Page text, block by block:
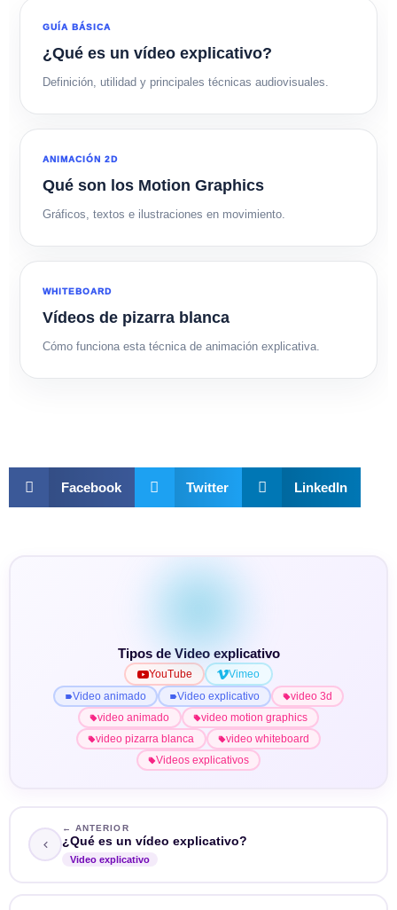
GUÍA BÁSICA
¿Qué es un vídeo explicativo?
Definición, utilidad y principales técnicas audiovisuales.
ANIMACIÓN 2D
Qué son los Motion Graphics
Gráficos, textos e ilustraciones en movimiento.
WHITEBOARD
Vídeos de pizarra blanca
Cómo funciona esta técnica de animación explicativa.
Facebook Twitter LinkedIn
Tipos de Video explicativo
YouTube Vimeo
Video animado Video explicativo
video 3d
video animado
video motion graphics
video pizarra blanca
video whiteboard
Videos explicativos
← ANTERIOR
¿Qué es un vídeo explicativo?
Video explicativo